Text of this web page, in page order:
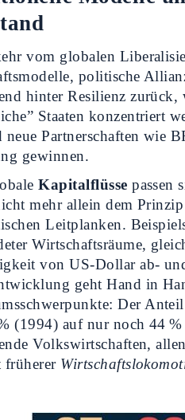
vom globalen
politische
hinter Resilienz
Staaten konzentriert
neue Partnerschaften wie
gewinnen.
Kapitalflüsse passen
mehr allein dem
Leitplanken.
Wirtschaftsräume,
von US-Dollar ab-
geht Hand in
Der
(1994) auf nur noch 44
Volkswirtschaften,
früherer